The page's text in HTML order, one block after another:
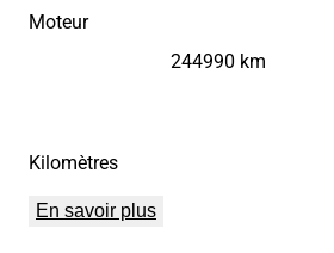
Moteur
Kilomètres
244990 km
En savoir plus